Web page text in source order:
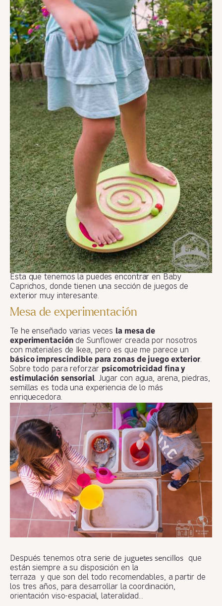
Esta que tenemos la puedes encontrar en Baby
Caprichos, donde tienen una sección de juegos de
exterior muy interesante.
Mesa de experimentación
Te he enseñado varias veces la mesa de
experimentación de Sunflower creada por nosotros
con materiales de Ikea, pero es que me parece un
básico imprescindible para zonas de juego exterior.
Sobre todo para reforzar psicomotricidad fina y
estimulación sensorial. Jugar con agua, arena, piedras,
semillas es toda una experiencia de lo más
enriquecedora.
Después tenemos otra serie de juguetes sencillos que
están siempre a su disposición en la
terraza y que son del todo recomendables, a partir de
los tres años, para desarrollar la coordinación,
orientación viso-espacial, lateralidad…